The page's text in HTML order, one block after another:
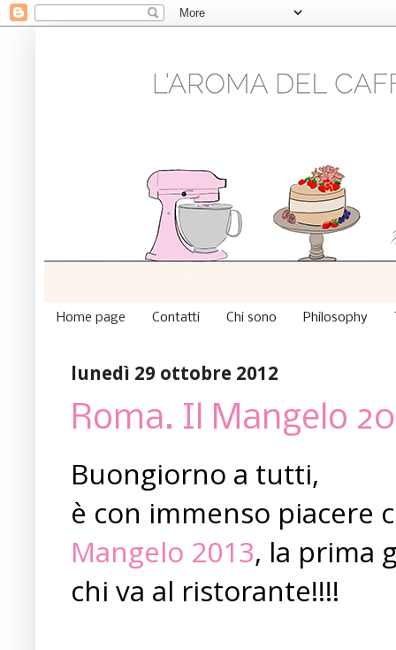
Home page Contatti Chi sono Philosophy
lunedì 29 ottobre 2012
Roma. Il Mangelo
Buongiorno a tutti,
è con immenso piacere
Mangelo 2013, la prima
chi va al ristorante!!!!